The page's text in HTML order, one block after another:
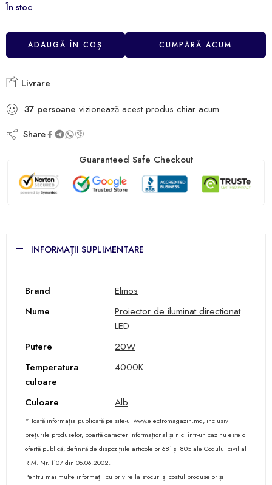
În stoc
ADAUGĂ ÎN COȘ CUMPĂRĂ ACUM
Livrare
37 persoane vizionează acest produs chiar acum
Share
Guaranteed Safe Checkout
INFORMAȚII SUPLIMENTARE
Brand
Elmos
Nume
Proiector de iluminat directionat
LED
Putere
20W
Temperatura
culoare
4000K
Culoare Alb
* Toată informația publicată pe site-ul www.electromagazin.md, inclusiv
prețurile produselor, poartă caracter informațional și nici într-un caz nu este o
ofertă publică, definită de dispozițiile articolelor 681 și 805 ale Codului civil al
R.M. Nr. 1107 din 06.06.2002.
Pentru mai multe informații cu privire la stocuri și costul produselor și